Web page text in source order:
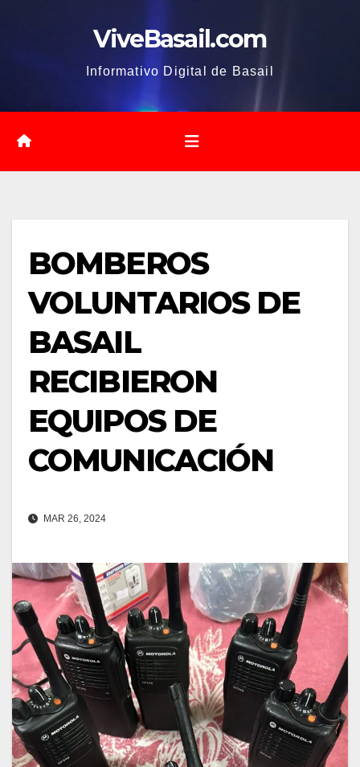
ViveBasail.com
Informativo Digital de Basail
BOMBEROS
VOLUNTARIOS DE
BASAIL
RECIBIERON
EQUIPOS DE
COMUNICACIÓN
MAR 26, 2024